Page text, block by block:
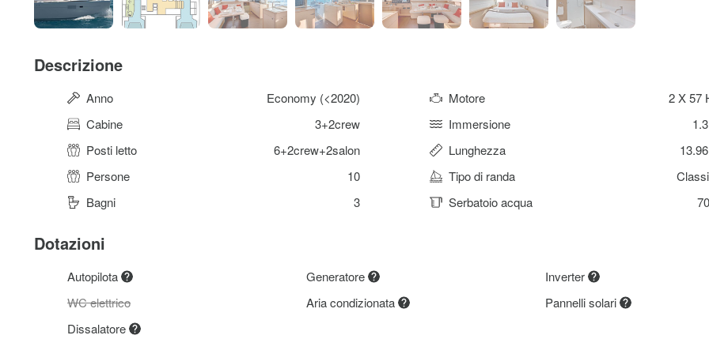
Descrizione
Anno Economy (<2020) Motore
2 X 57
Cabine
3+2crew Immersione
Posti letto
6+2crew+2salon Lunghezza
Persone
10 Tipo di randa
Bagni
3 Serbatoio acqua
Dotazioni
Autopilota Generatore
Inverter
WC elettrico
Aria condizionata
Pannelli solari
Dissalatore